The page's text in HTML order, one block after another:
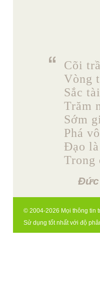
Cõi
Vòng
Sắc
Trăm
Sớm
Phá
Đạo
Trong
Đức
© 2004-2026 Mọi thông tin
Sử dụng tốt nhất với độ